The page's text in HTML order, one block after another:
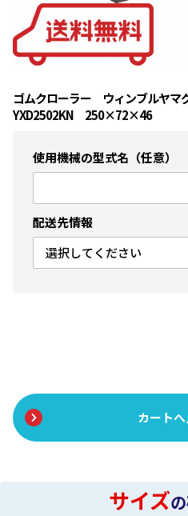
ゴムクローラー ウィンブルヤ
YXD2502KN 250×72×46
使用機械の型式名（任意）
配送先情報
サイズ